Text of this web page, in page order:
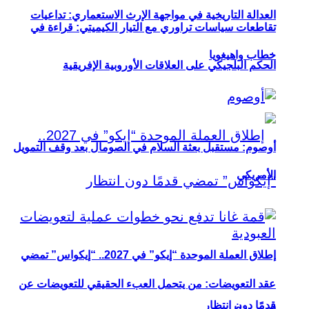
العدالة التاريخية في مواجهة الإرث الاستعماري: تداعيات
الحكم البلجيكي على العلاقات الأوروبية الإفريقية
إطلاق العملة الموحدة “إيكو” في 2027.. “إيكواس” تمضي
قدمًا دون انتظار
تقاطعات سياسات تراوري مع التيار الكيميتي: قراءة في
خطاب واهيغويا
أوصوم: مستقبل بعثة السلام في الصومال بعد وقف التمويل
الأمريكي
عقد التعويضات: من يتحمل العبء الحقيقي للتعويضات عن